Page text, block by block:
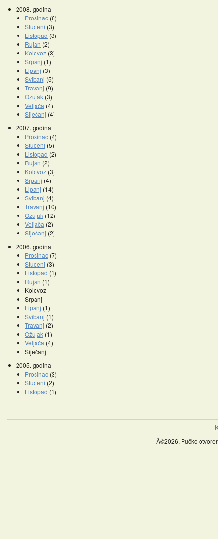
2008. godina
Prosinac (6)
Studeni (3)
Listopad (3)
Rujan (2)
Kolovoz (3)
Srpanj (1)
Lipanj (3)
Svibanj (5)
Travanj (9)
Ožujak (3)
Veljača (4)
Siječanj (4)
2007. godina
Prosinac (4)
Studeni (5)
Listopad (2)
Rujan (2)
Kolovoz (3)
Srpanj (4)
Lipanj (14)
Svibanj (4)
Travanj (10)
Ožujak (12)
Veljača (2)
Siječanj (2)
2006. godina
Prosinac (7)
Studeni (3)
Listopad (1)
Rujan (1)
Kolovoz
Srpanj
Lipanj (1)
Svibanj (1)
Travanj (2)
Ožujak (1)
Veljača (4)
Siječanj
2005. godina
Prosinac (3)
Studeni (2)
Listopad (1)
Â©2026. Pučko